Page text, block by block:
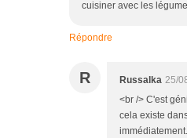
cuisiner avec les
Répondre
R Russalka 25/
<br /> C'est
cela existe